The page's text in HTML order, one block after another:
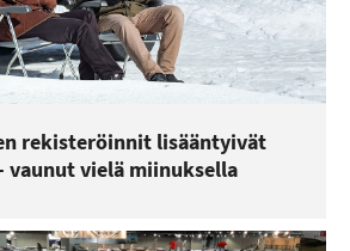
rekisteröinnit lisääntyivät
vaunut vielä miinuksella